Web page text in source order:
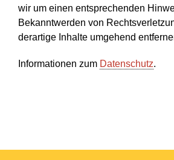
wir um einen entsprechenden
Bekanntwerden von
derartige Inhalte umgehend
Informationen zum Datenschutz.